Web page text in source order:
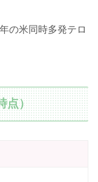
の米同時多発テロ
点）